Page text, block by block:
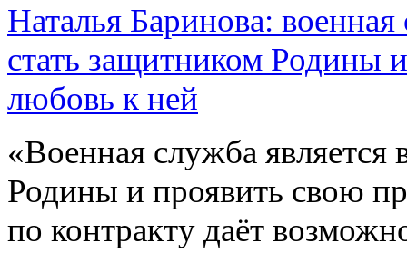
Наталья Баринова:
стать защитником Родины
любовь к ней
«Военная служба
Родины и проявить свою
по контракту даёт